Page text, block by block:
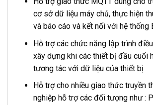
cơ sở dữ liệu máy chủ, thực hiện
và báo cáo và kết nối với hệ thống
Hỗ trợ các chức năng lập trình
xây dựng khi các thiết bị đầu cuối
tương tác với dữ liệu của thiết bị
Hỗ trợ cho nhiều giao thức truyền
nghiệp hỗ trợ các đối tượng như :